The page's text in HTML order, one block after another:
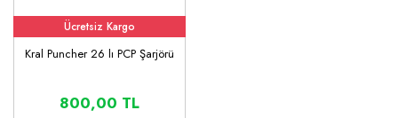
Ücretsiz Kargo
Kral Puncher 26 lı PCP Şarjörü
800,00 TL